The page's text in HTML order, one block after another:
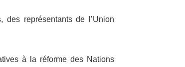
des représentants de l’Union
à la réforme des Nations